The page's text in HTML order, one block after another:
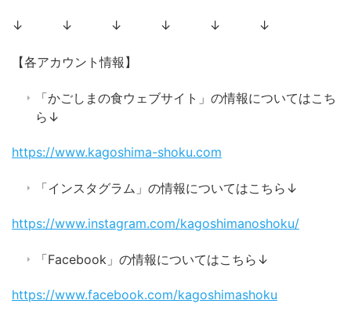
↓ ↓ ↓ ↓ ↓ ↓
【各アカウント情報】
「かごしまの食ウェブサイト」の情報についてはこち
ら↓
https://www.kagoshima-shoku.com
「インスタグラム」の情報についてはこちら↓
https://www.instagram.com/kagoshimanoshoku/
「Facebook」の情報についてはこちら↓
https://www.facebook.com/kagoshimashoku